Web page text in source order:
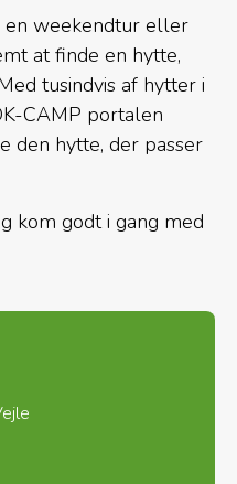
weekendtur eller
at finde en hytte,
tusindvis af hytter i
CAMP portalen
den hytte, der passer
kom godt i gang med